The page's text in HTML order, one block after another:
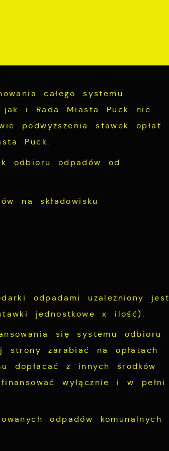
całego systemu
jak i Rada Miasta Puck nie
podwyższenia stawek opłat
Puck.
odbioru odpadów od
na składowisku
odpadami uzależniony jest
jednostkowe x ilość).
się systemu odbioru
strony zarabiać na opłatach
dopłacać z innych środków
wyłącznie i w pełni
odpadów komunalnych